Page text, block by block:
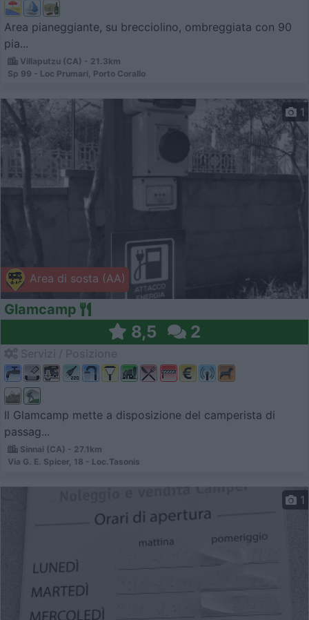
Area pianeggiante, su brecciolino, ombreggiata con 90
pia...
Villaputzu (CA) - 21.3km
Sp 99 - Loc Prumari, Porto Corallo
Area di sosta (AA)
1
Glamcamp
8,5 2
Il Glamcamp mette a disposizione del camperista di
passag...
Sinnai (CA) - 27.1km
Via G. E. Spicer, 18 - Loc.Tasonis
1